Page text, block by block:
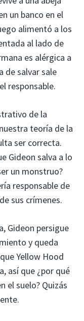
un banco en el
alimentó a los
al lado de
es alérgica a
de salvar sale
responsable.
de la
teoría de la
ser correcta.
Gideon salva a lo
un monstruo?
responsable de
sus crímenes.
Gideon persigue
y queda
Yellow Hood
así que ¿por qué
el suelo? Quizás